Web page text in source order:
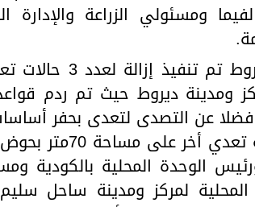
ومسئولي الزراعة والإدارة
وفي مركز
فضلا عن التصدى لتعدى بحفر
الكودية وإزالة
الوحدة المحلية بالكودية
لمركز ومدينة ساحل